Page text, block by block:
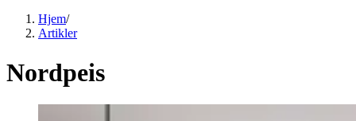
Hjem/
Artikler
Nordpeis